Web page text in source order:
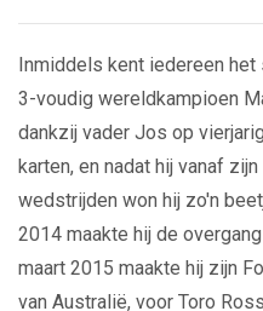
Inmiddels kent iedereen het
3-voudig wereldkampioen
dankzij vader Jos op
karten, en nadat hij vanaf
wedstrijden won hij zo'n
2014 maakte hij de
maart 2015 maakte hij zijn
van Australië, voor Toro